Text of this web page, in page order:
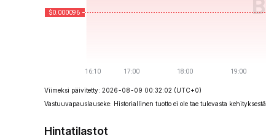
Viimeksi päivitetty: 2026-08-09 00:32:02 (UTC+0)
Vastuuvapauslauseke: Historiallinen tuotto ei ole tae tulevasta kehityksestä.
Hintatilastot